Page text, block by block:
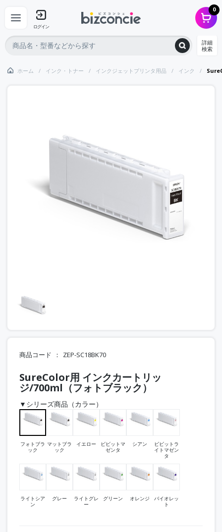
ログイン
0
詳細
検索
ホーム インク・トナー インクジェットプリンタ用品 インク
商品コード ZEP-SC18BK70
SureColor用 インクカートリッ
ジ/700ml（フォトブラック）
▼シリーズ商品（カラー）
フォトブラ
ック
マットブラ
ック
イエロー
ビビットマ
ゼンタ
シアン
ビビットラ
イトマゼン
タ
ライトシア
ン
グレー
ライトグレ
ー
グリーン オレンジ
バイオレッ
ト